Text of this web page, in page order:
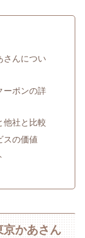
さんについ
ーポンの詳
他社と比較
スの価値
京かあさん